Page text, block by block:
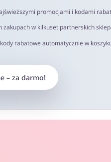
promocjami i kodami
zakupach w kilkuset partnerskich
rabatowe automatycznie w
– za darmo!